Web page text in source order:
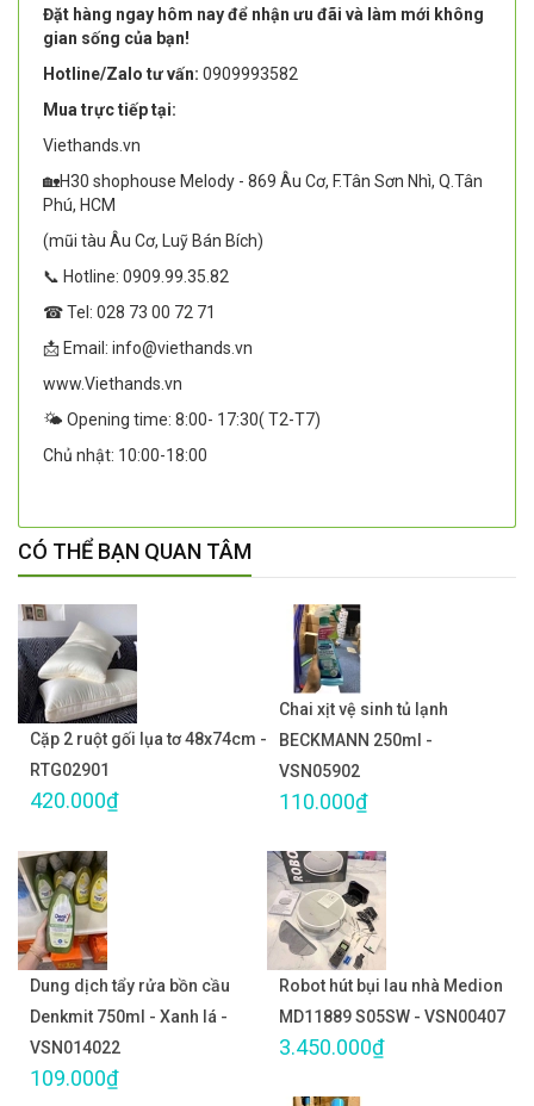
Đặt hàng ngay hôm nay để nhận ưu đãi và làm mới không
gian sống của bạn!
Hotline/Zalo tư vấn: 0909993582
Mua trực tiếp tại:
Viethands.vn
🏡H30 shophouse Melody - 869 Âu Cơ, F.Tân Sơn Nhì, Q.Tân
Phú, HCM
(mũi tàu Âu Cơ, Luỹ Bán Bích)
📞 Hotline: 0909.99.35.82
☎ Tel: 028 73 00 72 71
📩 Email: info@viethands.vn
www.Viethands.vn
🌤️ Opening time: 8:00- 17:30( T2-T7)
Chủ nhật: 10:00-18:00
CÓ THỂ BẠN QUAN TÂM
Cặp 2 ruột gối lụa tơ 48x74cm -
RTG02901
420.000₫
Chai xịt vệ sinh tủ lạnh
BECKMANN 250ml -
VSN05902
110.000₫
Dung dịch tẩy rửa bồn cầu
Denkmit 750ml - Xanh lá -
VSN014022
109.000₫
Robot hút bụi lau nhà Medion
MD11889 S05SW - VSN00407
3.450.000₫